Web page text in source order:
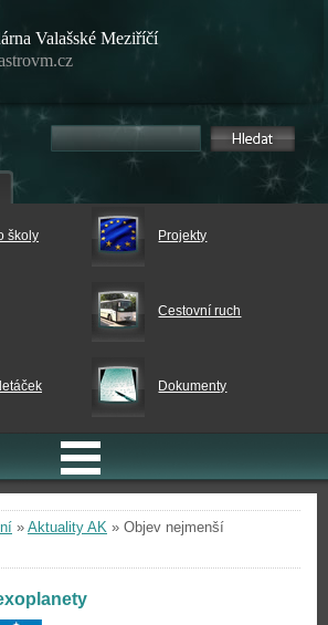
Valašské Meziříčí
školy Projekty
Cestovní ruch
Dokumenty
» Aktuality AK » Objev nejmenší